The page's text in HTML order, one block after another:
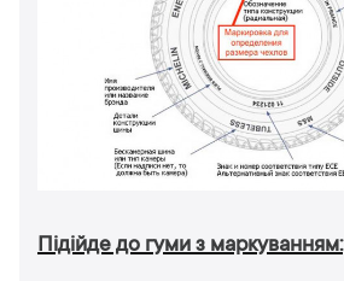
Підійде до гуми з маркуванням: